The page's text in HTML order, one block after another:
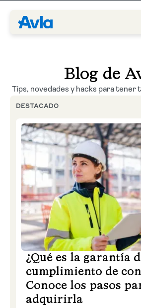
Asegurados
Quiénes Somos
Centro de Ayuda
Blog
ES-US
Solicitar
Emitir en línea
Blog de
Tips, novedades y hacks para tener
DESTACADO
¿Qué es la garantía
cumplimiento de
Conoce los pasos
adquirirla